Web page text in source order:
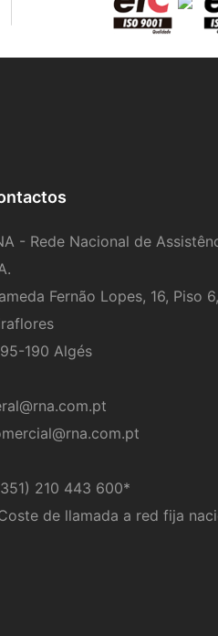
- Rede Nacional de
Fernão Lopes, 16, Piso 6,
190 Algés
210 443 600*
de llamada a red fija